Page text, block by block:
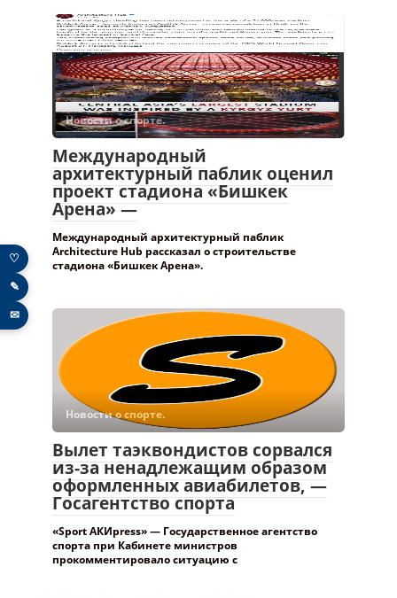
Международный
архитектурный паблик оценил
проект стадиона «Бишкек
Арена» —
Международный архитектурный паблик
Architecture Hub рассказал о строительстве
стадиона «Бишкек Арена».
Вылет таэквондистов сорвался
из-за ненадлежащим образом
оформленных авиабилетов, —
Госагентство спорта
«Sport АКИpress» — Государственное агентство
спорта при Кабинете министров
прокомментировало ситуацию с
♡
✎
✉